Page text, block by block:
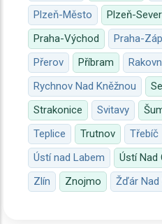
Plzeň-Město
Plzeň-Sever
Praha-Východ
Praha-
Přerov
Příbram
Rychnov Nad Kněžnou
Strakonice
Svitavy
Teplice
Trutnov Třebíč
Ústí nad Labem
Ústí Nad
Zlín
Znojmo Žďár Nad